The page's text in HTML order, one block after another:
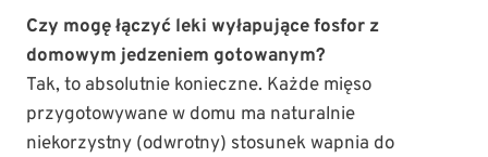
Czy mogę łączyć leki wyłapujące fosfor z
domowym jedzeniem gotowanym?
Tak, to absolutnie konieczne. Każde mięso
przygotowywane w domu ma naturalnie
niekorzystny (odwrotny) stosunek wapnia do